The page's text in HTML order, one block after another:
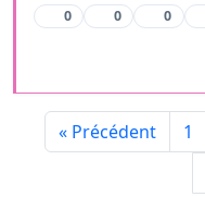
0 0 0
« Précédent 1